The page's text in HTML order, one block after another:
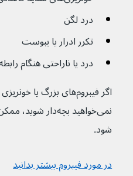
درد لگن
تکرر ادرار یا یبوست
درد یا ناراحتی هنگام
اگر فیبروم‌های بزرگ یا
نمی‌خواهید
شود.
در مورد فیبروم بیشتر بدانید